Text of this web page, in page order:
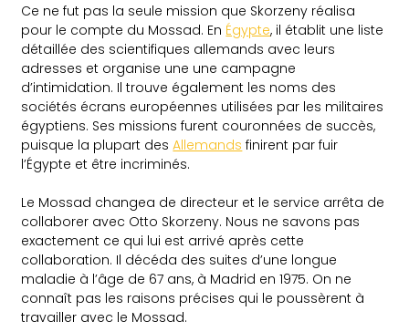
Ce ne fut pas la seule mission que Skorzeny réalisa
pour le compte du Mossad. En Égypte, il établit une liste
détaillée des scientifiques allemands avec leurs
adresses et organise une une campagne
d’intimidation. Il trouve également les noms des
sociétés écrans européennes utilisées par les militaires
égyptiens. Ses missions furent couronnées de succès,
puisque la plupart desAllemands finirent par fuir
l’Égypte et être incriminés.
Le Mossad changea de directeur et le service arrêta de
collaborer avec Otto Skorzeny. Nous ne savons pas
exactement ce qui lui est arrivé après cette
collaboration. Il décéda des suites d’une longue
maladie à l’âge de 67 ans, à Madrid en 1975. On ne
connaît pas les raisons précises qui le poussèrent à
travailler avec le Mossad.